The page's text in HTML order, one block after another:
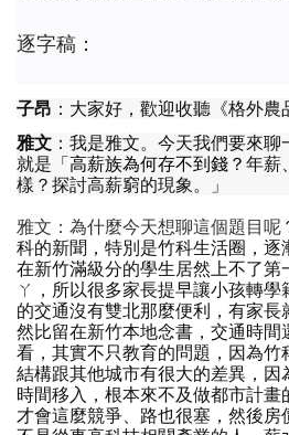
逐字稿：
子昂 ： 大家好 ， 歡迎收聽 《格外農
雅文 ： 我是雅文。 今天我們要來聊
就是 「 高薪族為何存不到錢 ？ 年薪
樣 ？ 探討高薪窮的現象 。」
雅文 ： 為什麼今天想聊這個題目呢
科的新聞 ， 特別是竹科生活圈 ， 逐
在新竹滿級分的學生居然上不了第
ㄚ， 所以很多家長提早讓小孩轉學
的交通沒有雙北那麼便利
， 有家長
然比留在新竹本地念書 ， 交通時間
看 ， 其實不只教育的問題 ， 因為竹
結構跟其他城市有很大的差異 ， 因
時間移入 ， 根本來不及做都市計畫
才會這麼競爭
路也很塞 ， 然後房